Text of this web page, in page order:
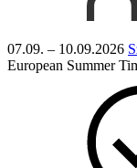
07.09. – 10.09.2026
European Summer